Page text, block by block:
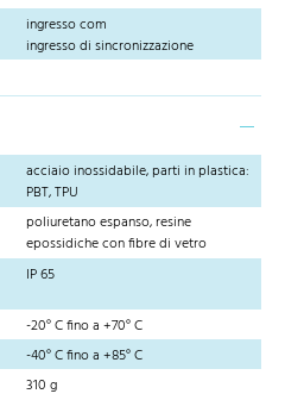
ingresso com
ingresso di sincronizzazione
acciaio inossidabile, parti in plastica:
PBT, TPU
poliuretano espanso, resine
epossidiche con fibre di vetro
IP 65
-20° C fino a +70° C
-40° C fino a +85° C
310 g